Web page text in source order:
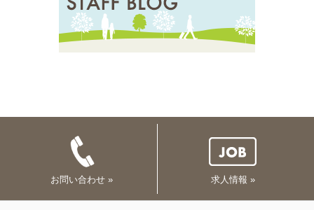
お問い合わせ » 求人情報 »